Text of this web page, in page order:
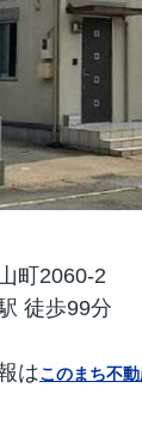
町2060-2
徒歩99分
はこのまち不